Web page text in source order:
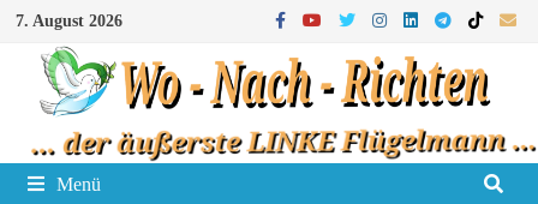
Zum
Inhalt
springen
7. August 2026
Menü